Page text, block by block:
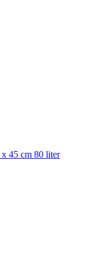
x 45 cm 80 liter